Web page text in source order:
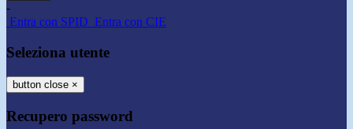
-
Entra con SPID Entra con CIE
Seleziona utente
button close ×
Recupero password